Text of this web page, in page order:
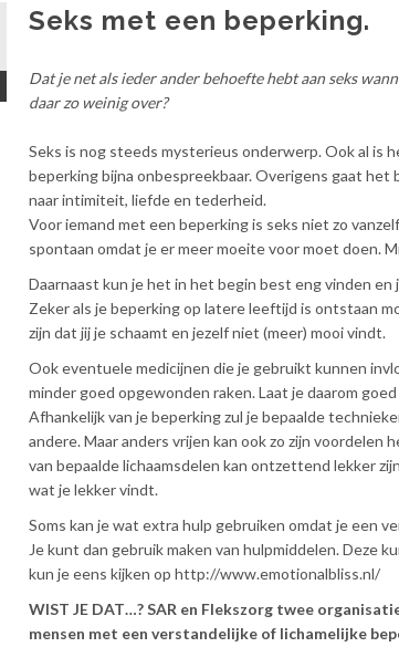
Seks met een beperking.
Dat je net als ieder ander behoefte hebt aan seks
daar zo weinig over?
Seks is nog steeds mysterieus onderwerp. Ook al is
beperking bijna onbespreekbaar. Overigens gaat
naar intimiteit, liefde en tederheid.
Voor iemand met een beperking is seks niet zo
spontaan omdat je er meer moeite voor moet doen.
Daarnaast kun je het in het begin best eng vinden en
Zeker als je beperking op latere leeftijd is ontstaan
zijn dat jij je schaamt en jezelf niet (meer) mooi vindt.
Ook eventuele medicijnen die je gebruikt kunnen
minder goed opgewonden raken. Laat je daarom
Afhankelijk van je beperking zul je bepaalde
andere. Maar anders vrijen kan ook zo zijn
van bepaalde lichaamsdelen kan ontzettend lekker
wat je lekker vindt.
Soms kan je wat extra hulp gebruiken omdat je een
Je kunt dan gebruik maken van hulpmiddelen. Deze
kun je eens kijken op http://www.emotionalbliss.nl/
WIST JE DAT…? SAR en Flekszorg twee
mensen met een verstandelijke of lichamelijke